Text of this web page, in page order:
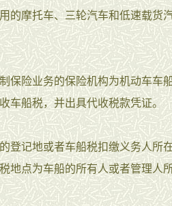
的摩托车、三轮汽车和低速载货
业务的保险机构为机动车车
车船税，并出具代收税款凭证。
地或者车船税扣缴义务人所
地点为车船的所有人或者管理人